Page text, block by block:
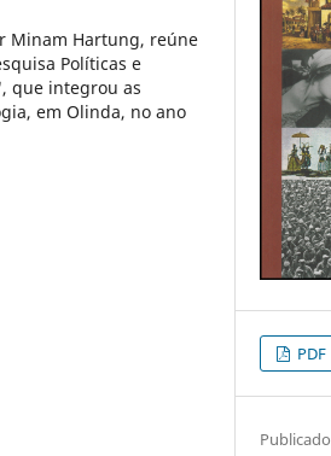
Minam Hartung, reúne
Políticas e
que integrou as
em Olinda, no ano
PDF
Publicado